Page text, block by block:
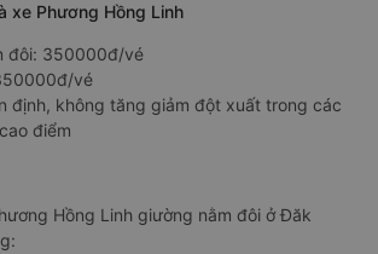
xe Phương Hồng Linh
đôi: 350000đ/vé
vé
định, không tăng giảm đột xuất trong các
điểm
Hồng Linh giường nằm đôi ở Đăk